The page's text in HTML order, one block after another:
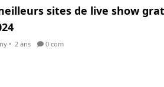
sites de live show
• 2 ans 0 com